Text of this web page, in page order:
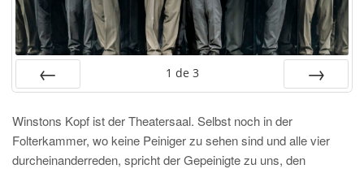
1 de 3
Winstons Kopf ist der Theatersaal. Selbst noch in der
Folterkammer, wo keine Peiniger zu sehen sind und alle vier
durcheinanderreden, spricht der Gepeinigte zu uns, den